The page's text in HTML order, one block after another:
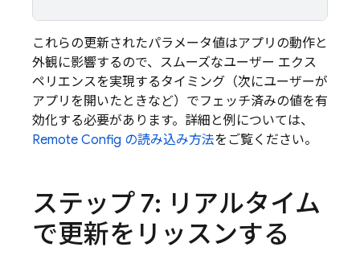
これらの更新されたパラメータ値はアプリの動作と
外観に影響するので、スムーズなユーザー エクス
ペリエンスを実現するタイミング（次にユーザーが
アプリを開いたときなど）でフェッチ済みの値を有
効化する必要があります。詳細と例については、
Remote Config の読み込み方法をご覧ください。
ステップ 7: リアルタイム
で更新をリッスンする